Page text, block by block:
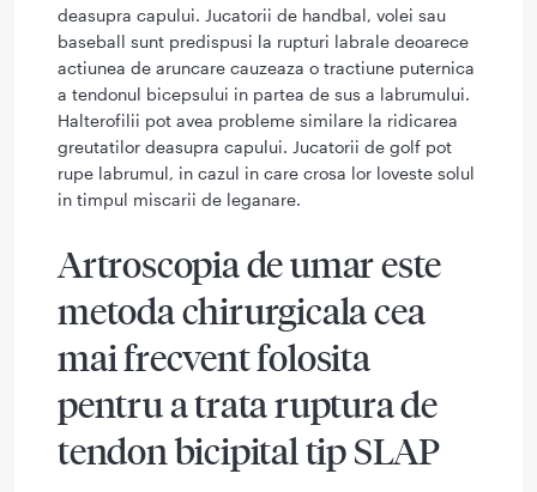
deasupra capului. Jucatorii de handbal, volei sau
baseball sunt predispusi la rupturi labrale deoarece
actiunea de aruncare cauzeaza o tractiune puternica
a tendonul bicepsului in partea de sus a labrumului.
Halterofilii pot avea probleme similare la ridicarea
greutatilor deasupra capului. Jucatorii de golf pot
rupe labrumul, in cazul in care crosa lor loveste solul
in timpul miscarii de leganare.
Artroscopia de umar este
metoda chirurgicala cea
mai frecvent folosita
pentru a trata ruptura de
tendon bicipital tip SLAP